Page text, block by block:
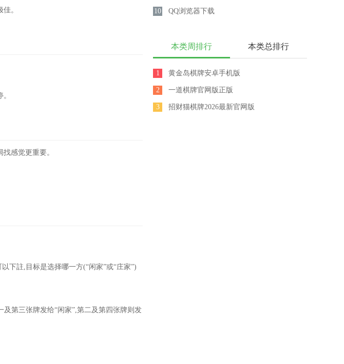
。
感觉更重要。
下註,目标是选择哪一方(“闲家”或“庄家”)
第三张牌发给“闲家”,第二及第四张牌则发
10 QQ浏览器下载
本类周排行 本类总排行
1 黄金岛棋牌安卓手机版
2 一道棋牌官网版正版
3 招财猫棋牌2026最新官网版